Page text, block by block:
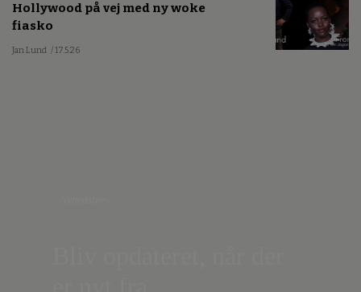
Hollywood på vej med ny woke
fiasko
Jan Lund / 17.5.26